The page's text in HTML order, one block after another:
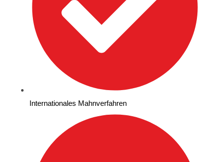
Internationales Mahnverfahren